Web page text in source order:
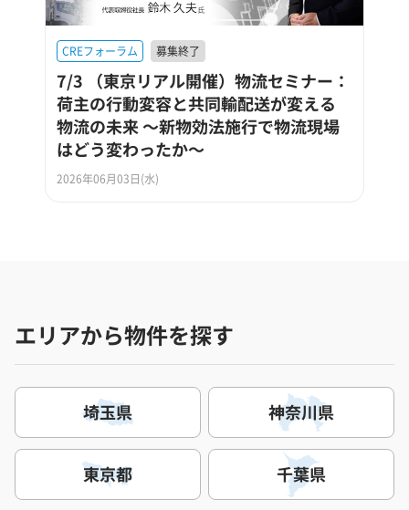
CREフォーラム 募集終了
7/3 （東京リアル開催）物流セミナー：
荷主の行動変容と共同輸配送が変える
物流の未来 ～新物効法施行で物流現場
はどう変わったか～
2026年06月03日(水)
エリアから物件を探す
埼玉県 神奈川県
東京都 千葉県